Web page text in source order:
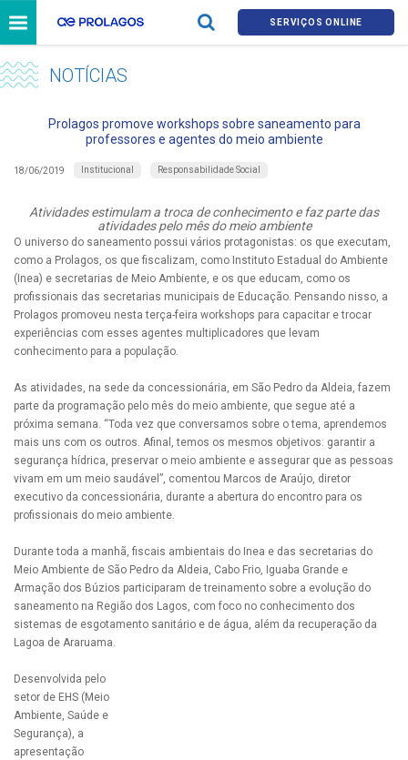
SERVIÇOS ONLINE
NOTÍCIAS
Prolagos promove workshops sobre saneamento para
professores e agentes do meio ambiente
18/06/2019 Institucional Responsabilidade Social
Atividades estimulam a troca de conhecimento e faz parte das
atividades pelo mês do meio ambiente
O universo do saneamento possui vários protagonistas: os que executam,
como a Prolagos, os que fiscalizam, como Instituto Estadual do Ambiente
(Inea) e secretarias de Meio Ambiente, e os que educam, como os
profissionais das secretarias municipais de Educação. Pensando nisso, a
Prolagos promoveu nesta terça-feira workshops para capacitar e trocar
experiências com esses agentes multiplicadores que levam
conhecimento para a população.
As atividades, na sede da concessionária, em São Pedro da Aldeia, fazem
parte da programação pelo mês do meio ambiente, que segue até a
próxima semana. “Toda vez que conversamos sobre o tema, aprendemos
mais uns com os outros. Afinal, temos os mesmos objetivos: garantir a
segurança hídrica, preservar o meio ambiente e assegurar que as pessoas
vivam em um meio saudável”, comentou Marcos de Araújo, diretor
executivo da concessionária, durante a abertura do encontro para os
profissionais do meio ambiente.
Durante toda a manhã, fiscais ambientais do Inea e das secretarias do
Meio Ambiente de São Pedro da Aldeia, Cabo Frio, Iguaba Grande e
Armação dos Búzios participaram de treinamento sobre a evolução do
saneamento na Região dos Lagos, com foco no conhecimento dos
sistemas de esgotamento sanitário e de água, além da recuperação da
Lagoa de Araruama.
Desenvolvida pelo
setor de EHS (Meio
Ambiente, Saúde e
Segurança), a
apresentação